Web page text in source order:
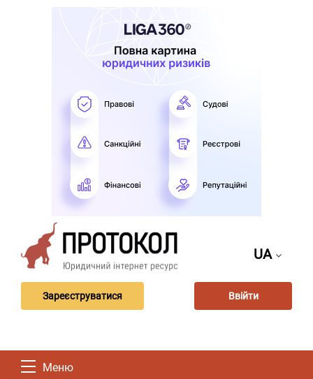
UA
Зареєструватися Ввійти
Меню